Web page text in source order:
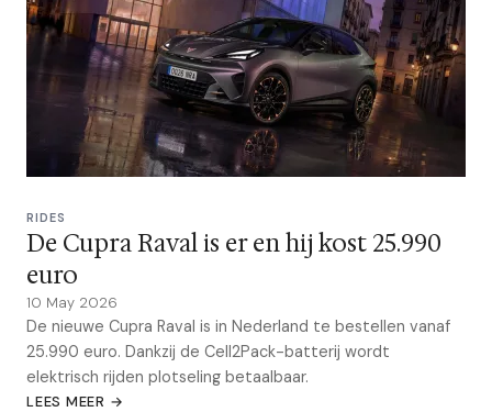
RIDES
De Cupra Raval is er en hij kost 25.990
euro
10 May 2026
De nieuwe Cupra Raval is in Nederland te bestellen vanaf
25.990 euro. Dankzij de Cell2Pack-batterij wordt
elektrisch rijden plotseling betaalbaar.
LEES MEER →